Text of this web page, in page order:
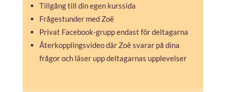
Tillgång till din egen kurssida
Frågestunder med Zoë
Privat Facebook-grupp endast för deltagarna
Återkopplingsvideo där Zoë svarar på dina
frågor och läser upp deltagarnas upplevelser